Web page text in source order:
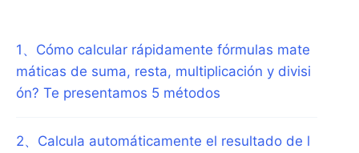
1 、 Cómo calcular rápidamente fórmulas mate
máticas de suma, resta, multiplicación y divisi
ón? Te presentamos 5 métodos
2、 Calcula automáticamente el resultado de l